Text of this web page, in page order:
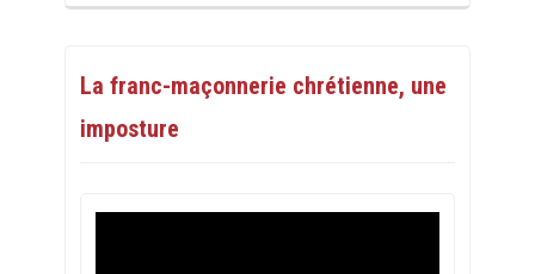
La franc-maçonnerie chrétienne, une
imposture